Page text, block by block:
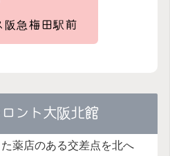
阪急梅田駅前
ント大阪北館
薬店のある交差点を北へ